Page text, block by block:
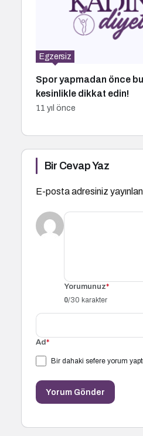
Spor yapmadan önce
kesinlikle dikkat edin!
Egzersiz
11 yıl önce
Bir Cevap Yaz
E-posta adresiniz
Yorumunuz*
0/30 karakter
Ad*
Bir dahaki sefere yorum
Yorum Gönder